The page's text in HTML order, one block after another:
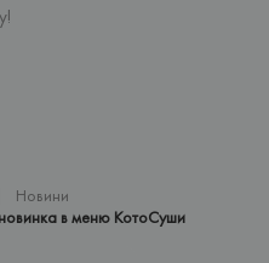
Новини
в меню КотоСуши